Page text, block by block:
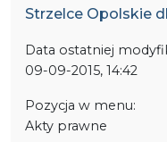
Strzelce Opolskie
Data ostatniej
09-09-2015, 14:42
Pozycja w menu:
Akty prawne